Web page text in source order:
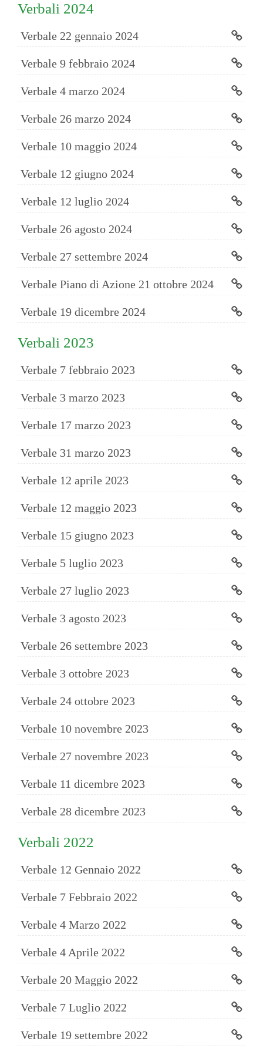
Verbali 2024
Verbale 22 gennaio 2024
Verbale 9 febbraio 2024
Verbale 4 marzo 2024
Verbale 26 marzo 2024
Verbale 10 maggio 2024
Verbale 12 giugno 2024
Verbale 12 luglio 2024
Verbale 26 agosto 2024
Verbale 27 settembre 2024
Verbale Piano di Azione 21 ottobre 2024
Verbale 19 dicembre 2024
Verbali 2023
Verbale 7 febbraio 2023
Verbale 3 marzo 2023
Verbale 17 marzo 2023
Verbale 31 marzo 2023
Verbale 12 aprile 2023
Verbale 12 maggio 2023
Verbale 15 giugno 2023
Verbale 5 luglio 2023
Verbale 27 luglio 2023
Verbale 3 agosto 2023
Verbale 26 settembre 2023
Verbale 3 ottobre 2023
Verbale 24 ottobre 2023
Verbale 10 novembre 2023
Verbale 27 novembre 2023
Verbale 11 dicembre 2023
Verbale 28 dicembre 2023
Verbali 2022
Verbale 12 Gennaio 2022
Verbale 7 Febbraio 2022
Verbale 4 Marzo 2022
Verbale 4 Aprile 2022
Verbale 20 Maggio 2022
Verbale 7 Luglio 2022
Verbale 19 settembre 2022